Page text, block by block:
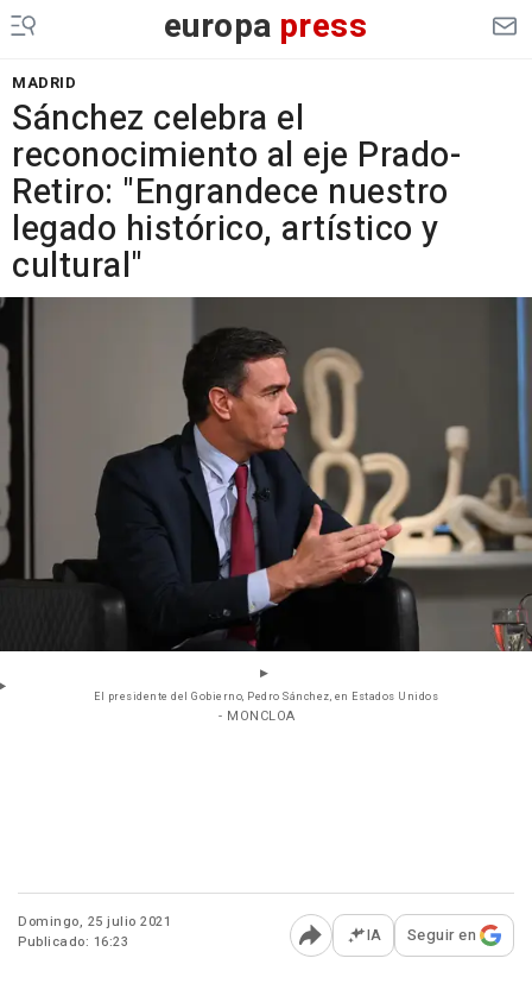
europa press
MADRID
Sánchez celebra el
reconocimiento al eje Prado-
Retiro: "Engrandece nuestro
legado histórico, artístico y
cultural"
El presidente del Gobierno, Pedro Sánchez, en Estados Unidos
- MONCLOA
Domingo, 25 julio 2021
Publicado: 16:23
Abrir opciones para
IA Seguir en